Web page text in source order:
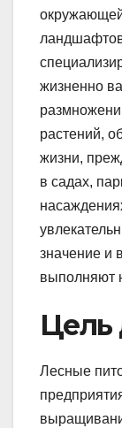
жизненно
растений,
жизни,
в садах,
значение и
выполняют
Цель
Лесные